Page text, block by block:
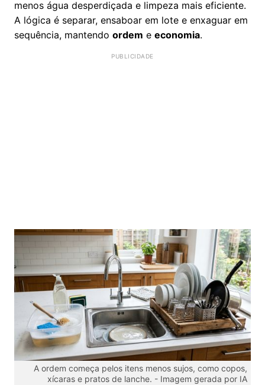
menos água desperdiçada e limpeza mais eficiente.
A lógica é separar, ensaboar em lote e enxaguar em
sequência, mantendo ordem e economia.
A ordem começa pelos itens menos sujos, como copos,
xícaras e pratos de lanche. - Imagem gerada por IA